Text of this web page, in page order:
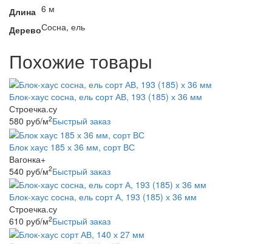
Длина 6 м
ДеревоСосна, ель
Похожие товары
Блок-хаус сосна, ель сорт АВ, 193 (185) х 36 мм
Строечка.су
580 руб/м2Быстрый заказ
Блок хаус 185 х 36 мм, сорт ВС
Вагонка+
540 руб/м2Быстрый заказ
Блок-хаус сосна, ель сорт А, 193 (185) х 36 мм
Строечка.су
610 руб/м2Быстрый заказ